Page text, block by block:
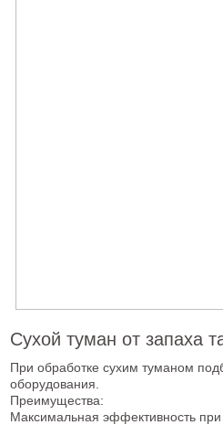
Сухой туман от запаха
При обработке сухим туманом
оборудования.
Преимущества:
Максимальная эффективность при